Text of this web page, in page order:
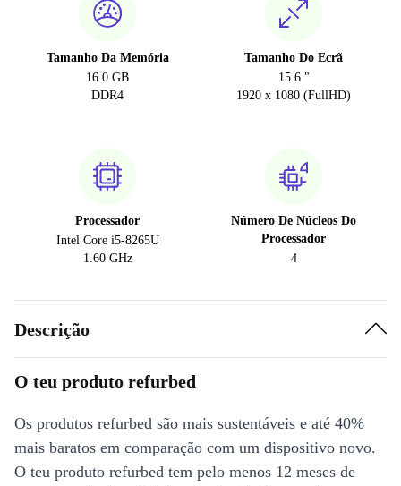
Tamanho Da Memória
16.0 GB
DDR4
Tamanho Do Ecrã
15.6 "
1920 x 1080 (FullHD)
Processador
Intel Core i5-8265U
1.60 GHz
Número De Núcleos Do
Processador
4
Descrição
O teu produto refurbed
Os produtos refurbed são mais sustentáveis e até 40%
mais baratos em comparação com um dispositivo novo.
O teu produto refurbed tem pelo menos 12 meses de